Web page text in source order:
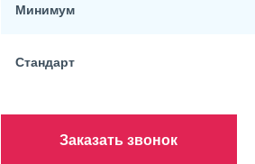
Минимум
Стандарт
Заказать звонок